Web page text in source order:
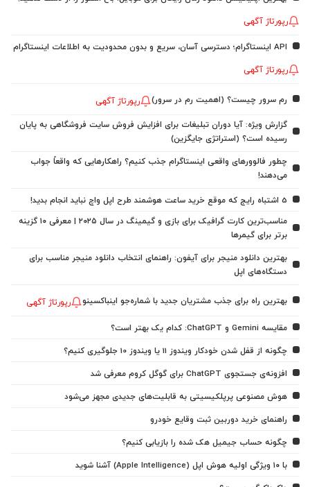
رپورتاژ آگهی
API اینستاگرام؛ دسترسی آسان، سریع و بدون محدودیت به اطلاعات اینستاگرام
رپورتاژ آگهی
رم سرور چیست؟ (اهمیت رم در سرور) رپورتاژ آگهی
گزارش ویژه: آیا دوران تبلیغات برای افزایش فروش سایت فروشگاهی به پایان
رسیده است؟ (استراتژی جایگزین)
چطور فالوورهای واقعی اینستاگرام جذب کنیم؟ راهکارهایی که واقعاً جواب
می‌دهند!
5 اشتباه رایج که موقع خرید ساعت هوشمند طرح اپل واچ نباید انجام بدید!
مناسب‌ترین کارت گرافیک برای بازی و گیمینگ در سال ۲۰۲۵ | معرفی ۱۰ گزینه
برتر برای گیمرها
بهترین دانلود منیجر برای آیفون: راهنمای انتخاب دانلود منیجر مناسب برای
دستگاه‌های اپل
بهترین راه برای جذب مشتریان جدید با شماره‌جو اینباکسینو رپورتاژ آگهی
مقایسه Gemini و ChatGPT: کدام یک بهتر است؟
چگونه از قفل شدن خودکار ویندوز 11 یا ویندوز 10 جلوگیری کنیم؟
افزونه‌ی جستجوی ChatGPT برای گوگل کروم معرفی شد
هوش مصنوعی پرپلکیسیتی به قابلیت‌های جدیدی مجهز می‌شود
راهنمای خرید دوربین ثبت وقایع خودرو
چگونه حساب جیمیل هک شده را بازیابی کنیم؟
با ۱۰ ویژگی اولیه هوش اپل (Apple Intelligence) آشنا شوید